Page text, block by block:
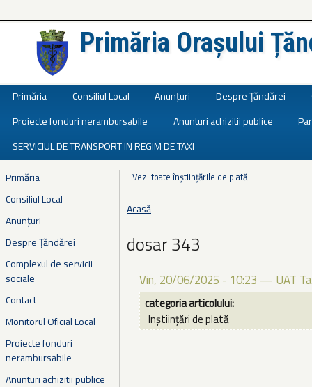
Primăria Orașului
Primăria Consiliul Local Anunțuri Despre Țăndărei
Proiecte fonduri nerambursabile
Anunturi achizitii publice
SERVICIUL DE TRANSPORT IN REGIM DE TAXI
Primăria
Consiliul Local
Anunțuri
Despre Țăndărei
Complexul de servicii
sociale
Contact
Monitorul Oficial Local
Proiecte fonduri
nerambursabile
Anunturi achizitii publice
Vezi toate înștiințările de plată
Eşti aici
Acasă
dosar 343
Vin, 20/06/2025 - 10:23 — UAT
categoria articolului:
Inștiințări de plată